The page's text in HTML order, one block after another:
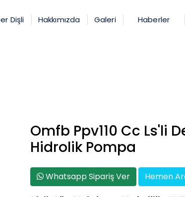
Dişli Hakkımızda Galeri Haberler
Omfb Ppv110 Cc Ls'li
Hidrolik Pompa
Whatsapp Sipariş Ver Hemen